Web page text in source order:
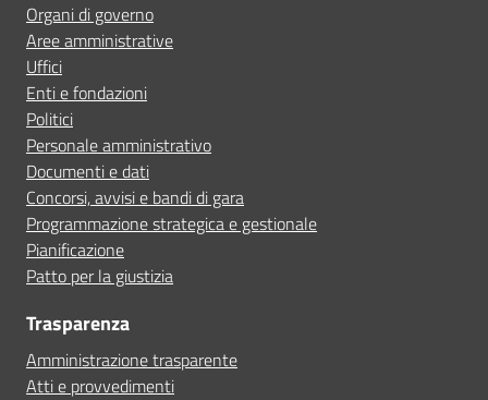
Organi di governo
Aree amministrative
Uffici
Enti e fondazioni
Politici
Personale amministrativo
Documenti e dati
Concorsi, avvisi e bandi di gara
Programmazione strategica e gestionale
Pianificazione
Patto per la giustizia
Trasparenza
Amministrazione trasparente
Atti e provvedimenti